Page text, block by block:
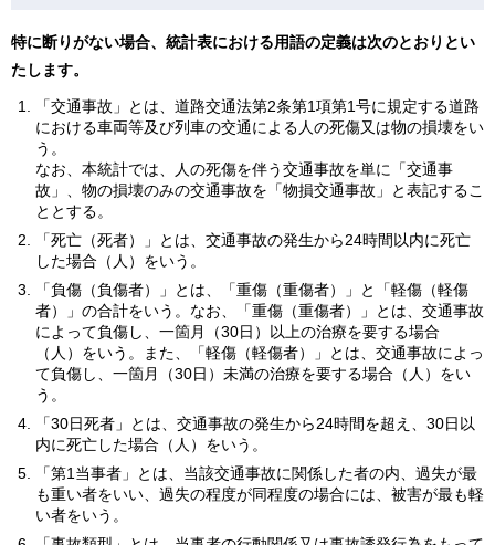
特に断りがない場合、統計表における用語の定義は次のとおりとい
たします。
「交通事故」とは、道路交通法第2条第1項第1号に規定する道路
における車両等及び列車の交通による人の死傷又は物の損壊をい
う。
なお、本統計では、人の死傷を伴う交通事故を単に「交通事
故」、物の損壊のみの交通事故を「物損交通事故」と表記するこ
ととする。
「死亡（死者）」とは、交通事故の発生から24時間以内に死亡
した場合（人）をいう。
「負傷（負傷者）」とは、「重傷（重傷者）」と「軽傷（軽傷
者）」の合計をいう。なお、「重傷（重傷者）」とは、交通事故
によって負傷し、一箇月（30日）以上の治療を要する場合
（人）をいう。また、「軽傷（軽傷者）」とは、交通事故によっ
て負傷し、一箇月（30日）未満の治療を要する場合（人）をい
う。
「30日死者」とは、交通事故の発生から24時間を超え、30日以
内に死亡した場合（人）をいう。
「第1当事者」とは、当該交通事故に関係した者の内、過失が最
も重い者をいい、過失の程度が同程度の場合には、被害が最も軽
い者をいう。